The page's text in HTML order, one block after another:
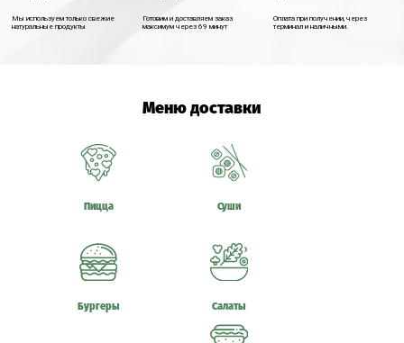
Мы используем только свежие
натуральные продукты
Готовим и доставляем заказ
максимум через 69 минут
Оплата при получении, через
терминал и наличными.
Меню доставки
Пицца Суши
Бургеры Салаты